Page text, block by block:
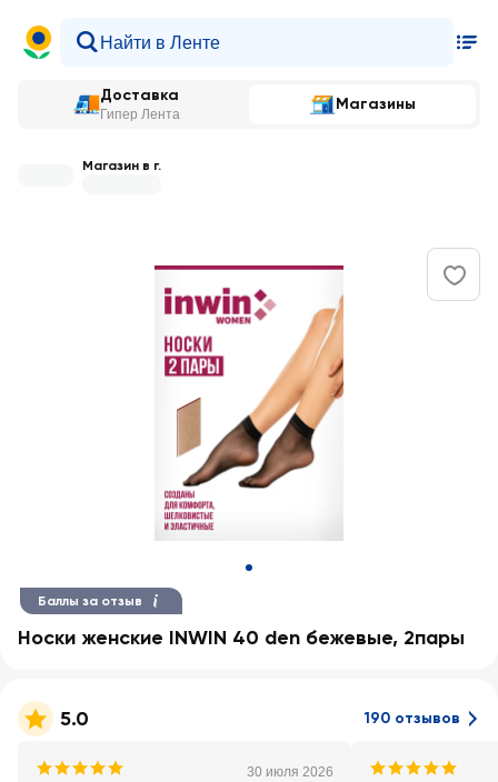
Доставка
Гипер Лента
Магазины
Магазин в г.
Баллы за отзыв
Носки женские INWIN 40 den бежевые, 2пары
5.0 190 отзывов
30 июля 2026